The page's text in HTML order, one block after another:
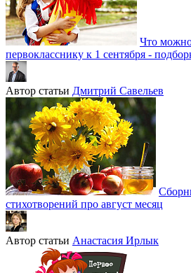
Что
первокласснику к 1 сентября -
Автор статьи Дмитрий Савельев
стихотворений про август месяц
Автор статьи Анастасия Ирлык